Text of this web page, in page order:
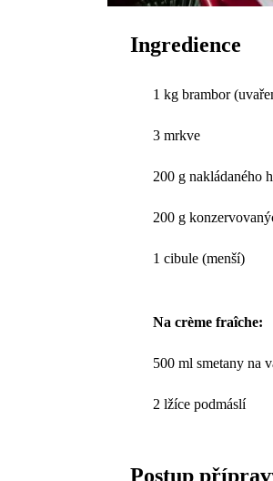
Ingredience
1 kg brambor
3 mrkve
200 g nakládaného
200 g
1 cibule (menší)
Na crème fraîche:
500 ml smetany na
2 lžíce podmáslí
Postup